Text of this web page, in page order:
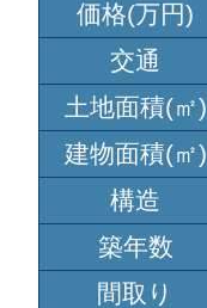
価格(万円)
交通
土地面積(㎡)
建物面積(㎡)
構造
築年数
間取り